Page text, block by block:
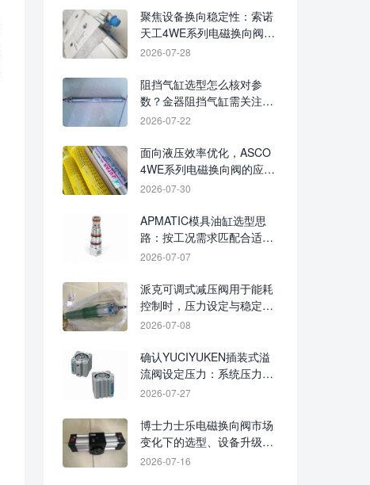
聚焦设备换向稳定性：索诺
天工4WE系列电磁换向阀的
优势
2026-07-28
阻挡气缸选型怎么核对参
数？金器阻挡气缸需关注缸
径、行程、安装方式与负载
2026-07-22
面向液压效率优化，ASCO
4WE系列电磁换向阀的应用
关注点
2026-07-30
APMATIC模具油缸选型思
路：按工况需求匹配合适方
案
2026-07-07
派克可调式减压阀用于能耗
控制时，压力设定与稳定供
压怎么把握？
2026-07-08
确认YUCIYUKEN插装式溢
流阀设定压力：系统压力、
通径与回路工况的选型依据
2026-07-27
博士力士乐电磁换向阀市场
变化下的选型、设备升级与
维护替换需求
2026-07-16